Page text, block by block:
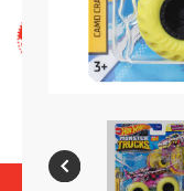
サイト利用条件
プライバシー
Cookies and
©